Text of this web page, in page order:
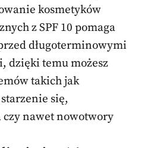
kosmetyków
z SPF 10 pomaga
długoterminowymi
dzięki temu możesz
takich jak
się,
nawet nowotwory